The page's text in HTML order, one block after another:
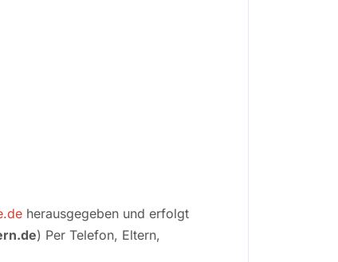
herausgegeben und erfolgt
) Per Telefon, Eltern,